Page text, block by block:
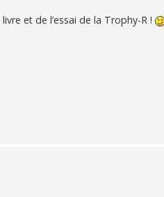
et de l’essai de la Trophy-R !